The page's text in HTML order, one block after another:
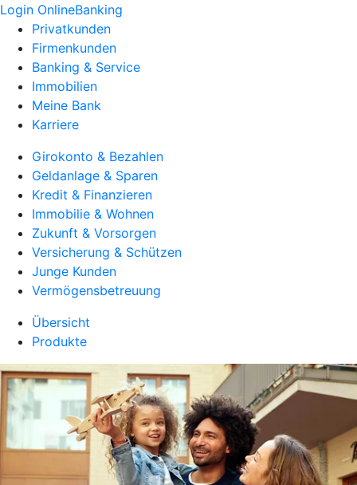
Login OnlineBanking
Privatkunden
Firmenkunden
Banking & Service
Immobilien
Meine Bank
Karriere
Girokonto & Bezahlen
Geldanlage & Sparen
Kredit & Finanzieren
Immobilie & Wohnen
Zukunft & Vorsorgen
Versicherung & Schützen
Junge Kunden
Vermögensbetreuung
Übersicht
Produkte